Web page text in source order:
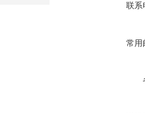
联系
常用